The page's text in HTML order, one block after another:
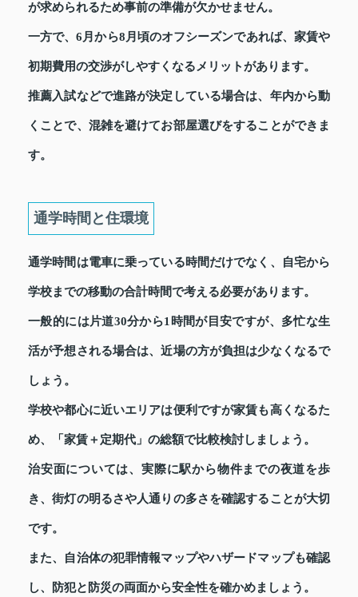
が求められるため事前の準備が欠かせません。
一方で、6月から8月頃のオフシーズンであれば、家賃や
初期費用の交渉がしやすくなるメリットがあります。
推薦入試などで進路が決定している場合は、年内から動
くことで、混雑を避けてお部屋選びをすることができま
す。
通学時間と住環境
通学時間は電車に乗っている時間だけでなく、自宅から
学校までの移動の合計時間で考える必要があります。
一般的には片道30分から1時間が目安ですが、多忙な生
活が予想される場合は、近場の方が負担は少なくなるで
しょう。
学校や都心に近いエリアは便利ですが家賃も高くなるた
め、「家賃＋定期代」の総額で比較検討しましょう。
治安面については、実際に駅から物件までの夜道を歩
き、街灯の明るさや人通りの多さを確認することが大切
です。
また、自治体の犯罪情報マップやハザードマップも確認
し、防犯と防災の両面から安全性を確かめましょう。